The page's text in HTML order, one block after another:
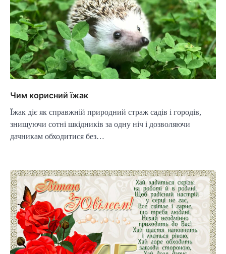
Чим корисний їжак
Їжак діє як справжній природний страж садів і городів,
знищуючи сотні шкідників за одну ніч і дозволяючи
дачникам обходитися без…